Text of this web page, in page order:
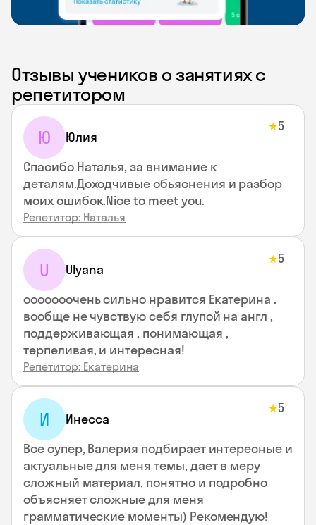
Отзывы учеников о занятиях с
репетитором
Ю Юлия
★5
Спасибо Наталья, за внимание к
деталям.Доходчивые обьяснения и разбор
моих ошибок.Nice to meet you.
Репетитор: Наталья
U Ulyana
★5
ооооооочень сильно нравится Екатерина .
вообще не чувствую себя глупой на англ ,
поддерживающая , понимающая ,
терпеливая, и интересная!
Репетитор: Екатерина
И Инесса
★5
Все супер, Валерия подбирает интересные и
актуальные для меня темы, дает в меру
сложный материал, понятно и подробно
объясняет сложные для меня
грамматические моменты) Рекомендую!